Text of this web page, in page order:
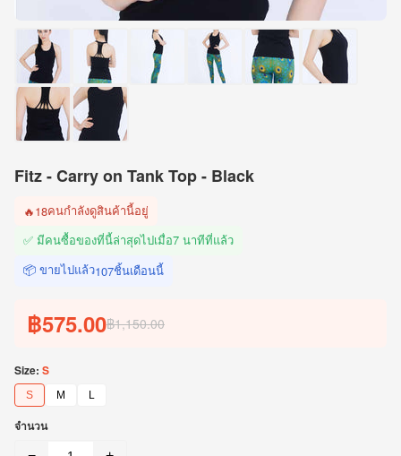
Fitz - Carry on Tank Top - Black
🔥18คนกำลังดูสินค้านี้อยู่
✅ มีคนซื้อของที่นี้ล่าสุดไปเมื่อ7 นาทีที่แล้ว
📦 ขายไปแล้ว107ชิ้นเดือนนี้
฿575.00฿1,150.00
Size: S
S M L
จำนวน